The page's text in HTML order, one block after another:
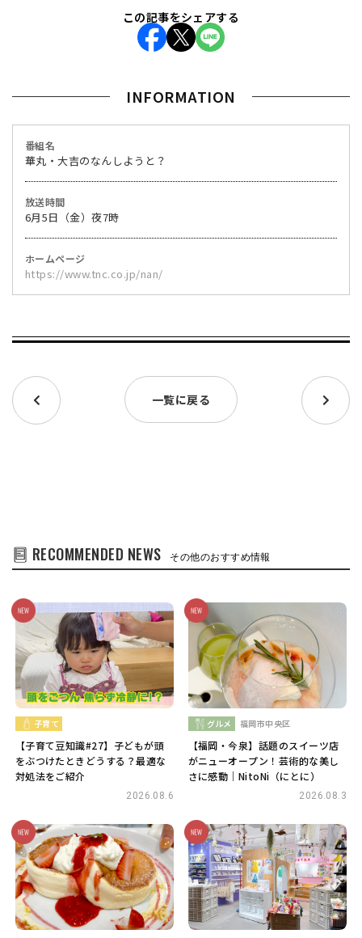
この記事をシェアする
INFORMATION
番組名
華丸・大吉のなんしようと？
放送時間
6月5日（金）夜7時
ホームページ
https://www.tnc.co.jp/nan/
一覧に戻る
RECOMMENDED NEWS その他のおすすめ情報
子育て
【子育て豆知識#27】子どもが頭
をぶつけたときどうする？最適な
対処法をご紹介
2026.08.6
グルメ 福岡市中央区
【福岡・今泉】話題のスイーツ店
がニューオープン！芸術的な美し
さに感動｜NitoNi（にとに）
2026.08.3